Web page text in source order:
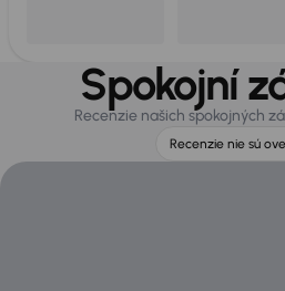
Spokojní
Recenzie našich spokojných
Recenzie nie sú